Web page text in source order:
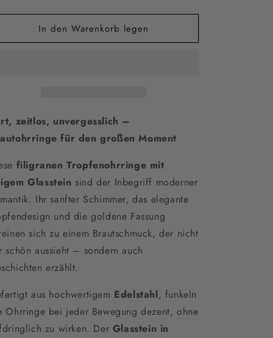
HochzeitsschmuckHochzeitsschmuck
In den Warenkorb legen
zeitlos, unvergesslich –
für den großen Moment
filigranen Tropfenohrringe mit
Glasstein sind der Inbegriff moderner
Ihr sanfter Schimmer, das elegante
und die goldene Fassung
sich zu einem Brautschmuck, der nicht
schön aussieht – sondern auch
erzählt.
aus hochwertigem Edelstahl, funkeln
Ohrringe bei jeder Bewegung dezent, ohne
zu wirken. Der Glasstein in